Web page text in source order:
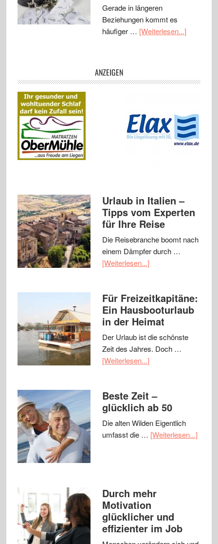
Gerade in längeren
Beziehungen kommt es
häufiger … [Weiterlesen...]
ANZEIGEN
Urlaub in Italien –
Tipps vom Experten
für Ihre Reise
Die Reisebranche boomt nach
einem Dämpfer durch …
[Weiterlesen...]
Für Freizeitkapitäne:
Ein Hausbooturlaub
in der Heimat
Der Urlaub ist die schönste
Zeit des Jahres. Doch …
[Weiterlesen...]
Beste Zeit –
glücklich ab 50
Die alten Wilden Eigentlich
umfasst die … [Weiterlesen...]
Durch mehr
Motivation
glücklicher und
effizienter im Job